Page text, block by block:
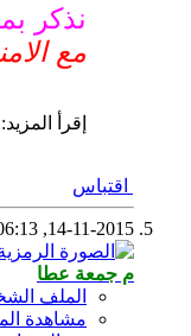
نذكر
مع
إقرأ المزيد:
اقتباس
14-11-2015,
PM
م جمعة عطا
الملف
مشاهدة